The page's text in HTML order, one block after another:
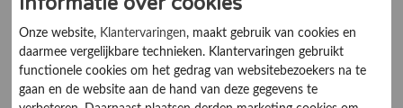
De juiste kledingwinkel
Aan de hand van de beoordelingen van verschillende
Onze website, Klantervaringen, maakt gebruik van cookies en
daarmee vergelijkbare technieken. Klantervaringen gebruikt
functionele cookies om het gedrag van websitebezoekers na te
gaan en de website aan de hand van deze gegevens te